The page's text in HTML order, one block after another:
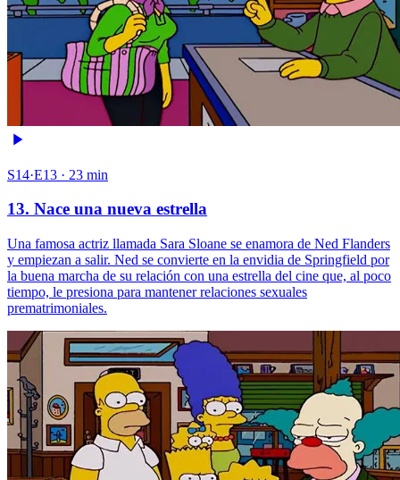
S14·E13 · 23 min
13. Nace una nueva estrella
Una famosa actriz llamada Sara Sloane se enamora de Ned Flanders
y empiezan a salir. Ned se convierte en la envidia de Springfield por
la buena marcha de su relación con una estrella del cine que, al poco
tiempo, le presiona para mantener relaciones sexuales
prematrimoniales.